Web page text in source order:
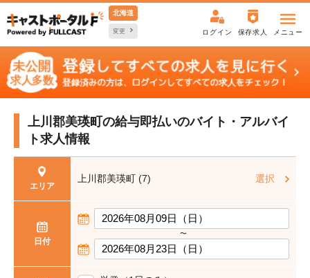
北海道
変更 ログイン 保存求人 メニュー
上川郡美瑛町の給与即払いのバイト・アルバイ
ト求人情報
エリア
上川郡美瑛町 (7) 選択
日付
〜